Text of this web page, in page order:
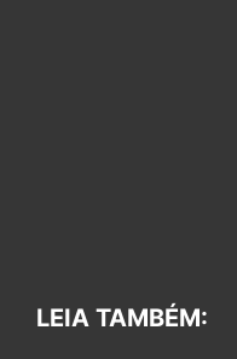
LEIA TAMBÉM: